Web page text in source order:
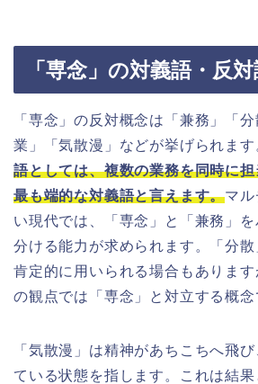
「専念」の対義語・反
「専念」の反対概念は「兼務」「
業」「気散漫」などが挙げられます
語としては、複数の業務を同時に
最も端的な対義語と言えます。マ
い現代では、「専念」と「兼務」
分ける能力が求められます。「分
肯定的に用いられる場合もありま
の観点では「専念」と対立する概念
「気散漫」は精神があちこちへ飛
ている状態を指します。これは結